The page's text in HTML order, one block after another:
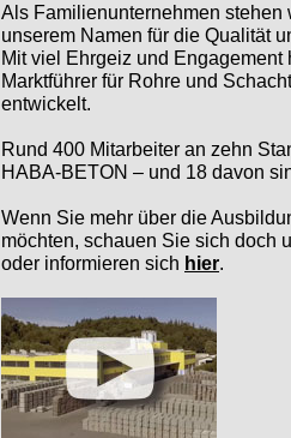
Als Familienunternehmen stehen
unserem Namen für die Qualität
Mit viel Ehrgeiz und
Marktführer für Rohre und
entwickelt.
Rund 400 Mitarbeiter an zehn
HABA-BETON – und 18 davon
Wenn Sie mehr über die
möchten, schauen Sie sich doch
oder informieren sich hier.